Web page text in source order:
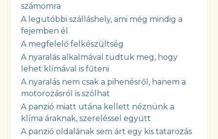
számomra
A legutóbbi szálláshely, ami még mindig a
fejemben él
A megfelelő felkészültség
A nyaralás alkalmával tudtuk meg, hogy
lehet klímával is fűteni
A nyaralás nem csak a pihenésről, hanem a
motorozásról is szólhat
A panzió miatt utána kellett néznünk a
klíma áraknak, szereléssel együtt
A panzió oldalának sem árt egy kis tatarozás